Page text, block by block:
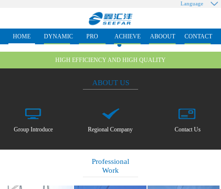
Language
HOME DYNAMIC PRO ACHIEVE ABOOUT CONTACT
HIGH EFFICIENCY AND HIGH QUALITY
ABOUT US
Group Introduce Regional Company Contact Us
Professional
Work